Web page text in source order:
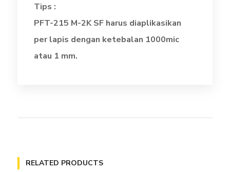
Tips :
PFT-215 M-2K SF harus diaplikasikan
per lapis dengan ketebalan 1000mic
atau 1 mm.
RELATED PRODUCTS